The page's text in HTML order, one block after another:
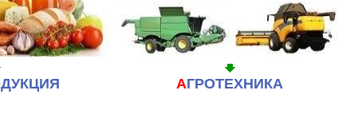
АГРОТЕХНИКА